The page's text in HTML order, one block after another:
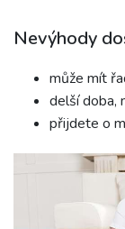
Nevýhody
může mít
delší doba,
přijdete o